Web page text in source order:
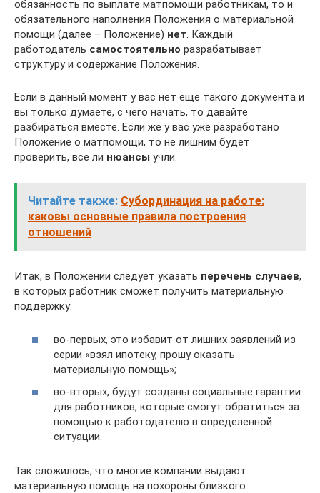
обязанность по выплате матпомощи работникам, то и
обязательного наполнения Положения о материальной
помощи (далее – Положение) нет. Каждый
работодатель самостоятельно разрабатывает
структуру и содержание Положения.
Если в данный момент у вас нет ещё такого документа и
вы только думаете, с чего начать, то давайте
разбираться вместе. Если же у вас уже разработано
Положение о матпомощи, то не лишним будет
проверить, все ли нюансы учли.
Читайте также: Субординация на работе:
каковы основные правила построения
отношений
Итак, в Положении следует указать перечень случаев,
в которых работник сможет получить материальную
поддержку:
во-первых, это избавит от лишних заявлений из
серии «взял ипотеку, прошу оказать
материальную помощь»;
во-вторых, будут созданы социальные гарантии
для работников, которые смогут обратиться за
помощью к работодателю в определенной
ситуации.
Так сложилось, что многие компании выдают
материальную помощь на похороны близкого